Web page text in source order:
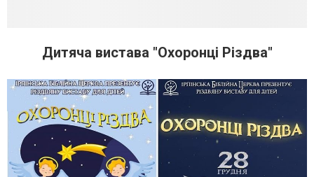
Дитяча вистава "Охоронці Різдва"